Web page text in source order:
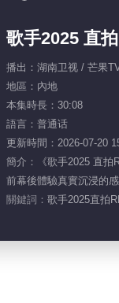
歌手2025 直
播出：湖南卫视 / 芒果
地區：內地
本集時長：30:08
語言：普通话
更新時間：2026-07-20
簡介：《歌手2025 直拍
前幕後體驗真實沉浸的感
關鍵詞： 歌手2025直拍